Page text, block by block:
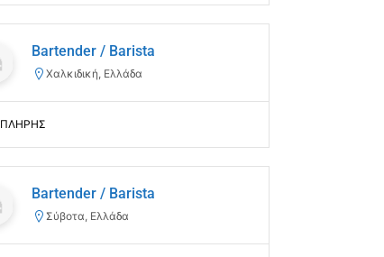
Bartender / Barista
Χαλκιδική, Ελλάδα
ΠΛΗΡΗΣ
Bartender / Barista
Σύβοτα, Ελλάδα